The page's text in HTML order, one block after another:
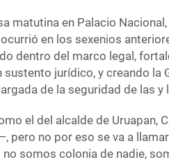
matutina en Palacio
en los sexenios
dentro del marco legal,
sustento jurídico, y creando la
de la seguridad de las y
el del alcalde de Uruapan,
pero no por eso se va a
somos colonia de nadie,